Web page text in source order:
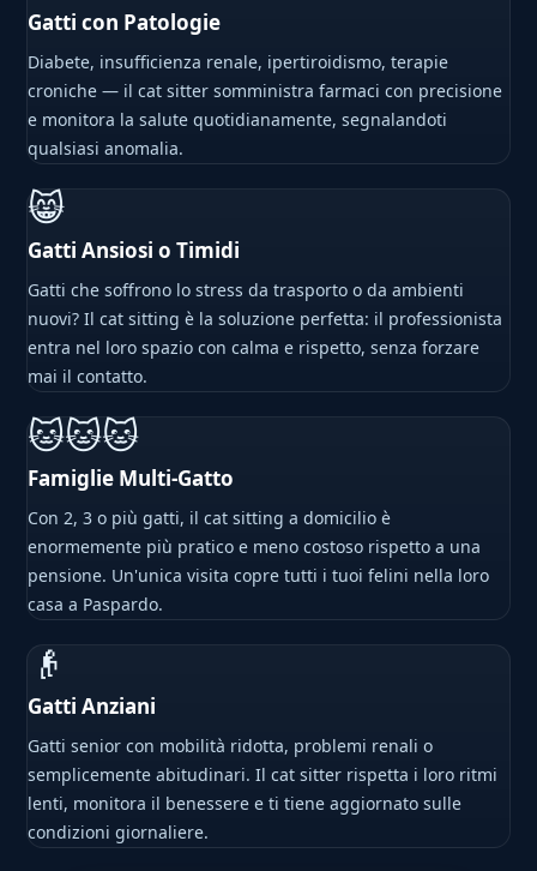
Gatti con Patologie
Diabete, insufficienza renale, ipertiroidismo, terapie
croniche — il cat sitter somministra farmaci con precisione
e monitora la salute quotidianamente, segnalandoti
qualsiasi anomalia.
😸
Gatti Ansiosi o Timidi
Gatti che soffrono lo stress da trasporto o da ambienti
nuovi? Il cat sitting è la soluzione perfetta: il professionista
entra nel loro spazio con calma e rispetto, senza forzare
mai il contatto.
🐱🐱🐱
Famiglie Multi-Gatto
Con 2, 3 o più gatti, il cat sitting a domicilio è
enormemente più pratico e meno costoso rispetto a una
pensione. Un'unica visita copre tutti i tuoi felini nella loro
casa a Paspardo.
👴
Gatti Anziani
Gatti senior con mobilità ridotta, problemi renali o
semplicemente abitudinari. Il cat sitter rispetta i loro ritmi
lenti, monitora il benessere e ti tiene aggiornato sulle
condizioni giornaliere.